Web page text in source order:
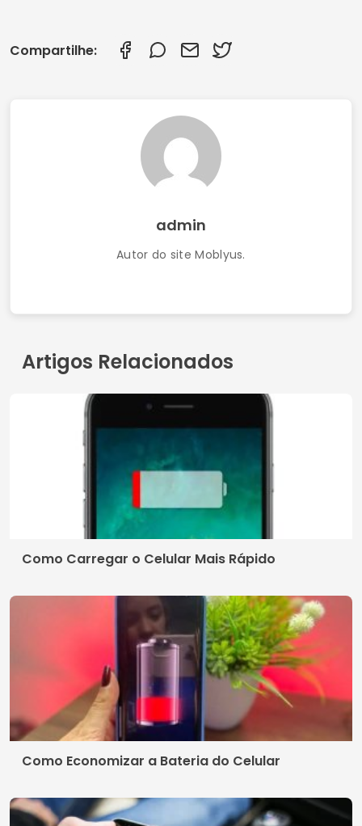
Compartilhe:
admin
Autor do site Moblyus.
Artigos Relacionados
Como Carregar o Celular Mais Rápido
Como Economizar a Bateria do Celular